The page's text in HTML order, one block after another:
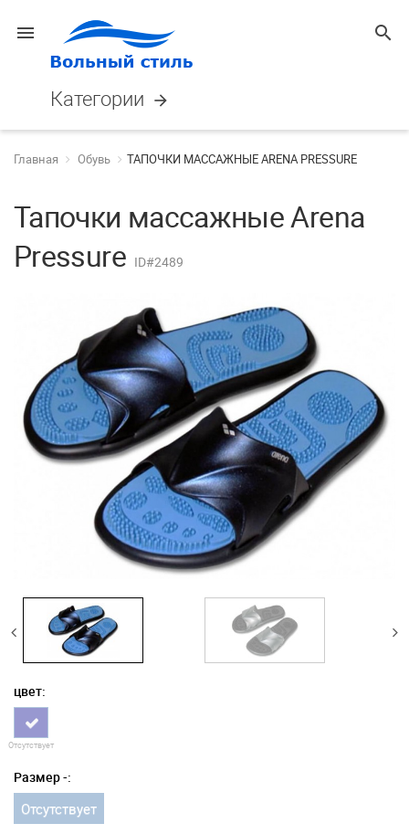
menu search
Категории arrow_forward
Главная Обувь ТАПОЧКИ МАССАЖНЫЕ ARENA PRESSURE
Тапочки массажные Arena
Pressure ID#2489
цвет:
Отсутствует
Размер -:
Отсутствует